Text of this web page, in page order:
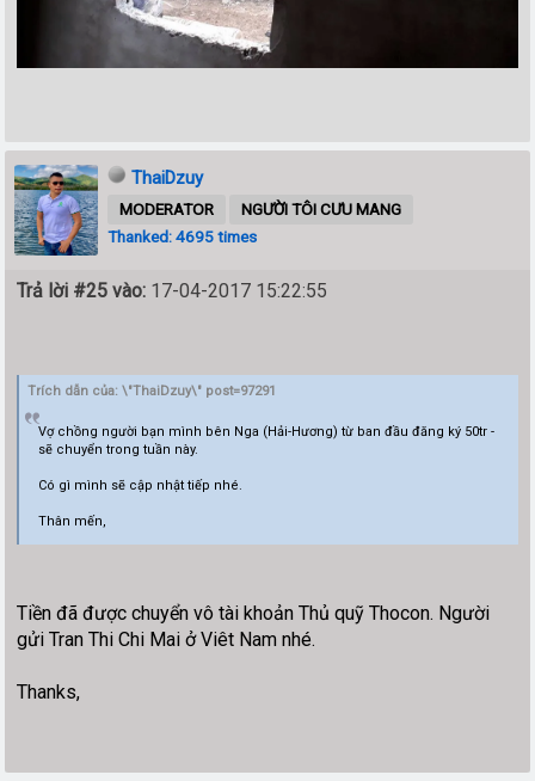
ThaiDzuy
MODERATOR
NGƯỜI TÔI CƯU MANG
Thanked: 4695 times
Trả lời #25 vào: 17-04-2017 15:22:55
Trích dẫn của: \"ThaiDzuy\" post=97291
Vợ chồng người bạn mình bên Nga (Hải-Hương) từ ban đầu đăng ký 50tr -
sẽ chuyển trong tuần này.
Có gì mình sẽ cập nhật tiếp nhé.
Thân mến,
Tiền đã được chuyển vô tài khoản Thủ quỹ Thocon. Người
gửi Tran Thi Chi Mai ở Viêt Nam nhé.
Thanks,